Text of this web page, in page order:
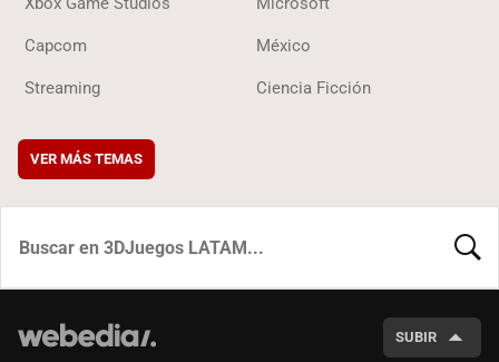
Capcom México
Streaming Ciencia Ficción
VER MÁS TEMAS
SUBIR